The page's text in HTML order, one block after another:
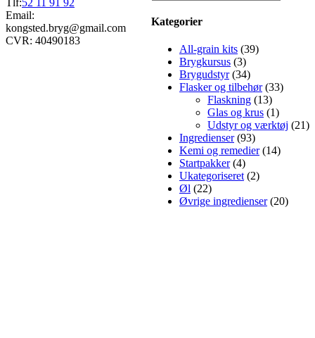
Kategorier
All-grain kits (39)
Brygkursus (3)
Brygudstyr (34)
Flasker og tilbehør (33)
Flaskning (13)
Glas og krus (1)
Udstyr og værktøj (21)
Ingredienser (93)
Kemi og remedier (14)
Startpakker (4)
Ukategoriseret (2)
Øl (22)
Øvrige ingredienser (20)
Email:
kongsted.bryg@gmail.com
CVR: 40490183